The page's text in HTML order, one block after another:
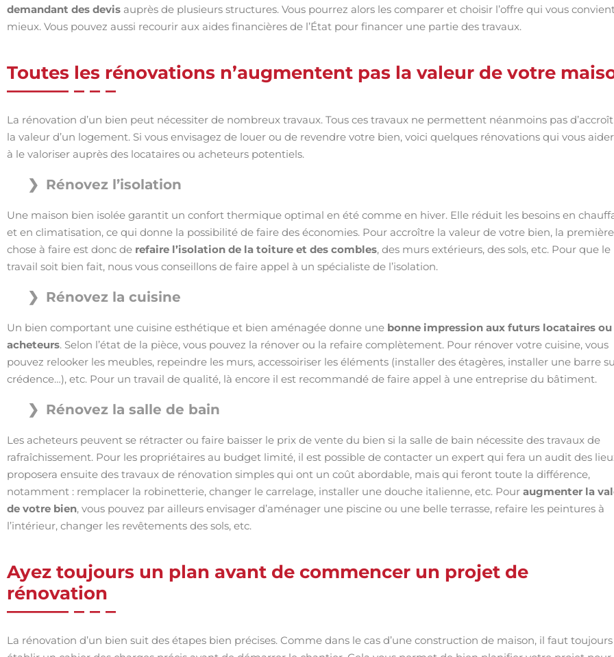
demandant des devis auprès de plusieurs structures. Vous pourrez alors les comparer et choisir l’offre qui vous
mieux. Vous pouvez aussi recourir aux aides financières de l’État pour financer une partie des travaux.
Toutes les rénovations n’augmentent pas la valeur de votre
La rénovation d’un bien peut nécessiter de nombreux travaux. Tous ces travaux ne permettent néanmoins pas
la valeur d’un logement. Si vous envisagez de louer ou de revendre votre bien, voici quelques rénovations qui vous
à le valoriser auprès des locataires ou acheteurs potentiels.
Rénovez l’isolation
Une maison bien isolée garantit un confort thermique optimal en été comme en hiver. Elle réduit les besoins en
et en climatisation, ce qui donne la possibilité de faire des économies. Pour accroître la valeur de votre bien, la première
chose à faire est donc de refaire l’isolation de la toiture et des combles, des murs extérieurs, des sols, etc. Pour que le
travail soit bien fait, nous vous conseillons de faire appel à un spécialiste de l’isolation.
Rénovez la cuisine
Un bien comportant une cuisine esthétique et bien aménagée donne une bonne impression aux futurs locataires ou
acheteurs. Selon l’état de la pièce, vous pouvez la rénover ou la refaire complètement. Pour rénover votre cuisine, vous
pouvez relooker les meubles, repeindre les murs, accessoiriser les éléments (installer des étagères, installer une barre
crédence…), etc. Pour un travail de qualité, là encore il est recommandé de faire appel à une entreprise du bâtiment.
Rénovez la salle de bain
Les acheteurs peuvent se rétracter ou faire baisser le prix de vente du bien si la salle de bain nécessite des travaux de
rafraîchissement. Pour les propriétaires au budget limité, il est possible de contacter un expert qui fera un audit des
proposera ensuite des travaux de rénovation simples qui ont un coût abordable, mais qui feront toute la différence,
notamment : remplacer la robinetterie, changer le carrelage, installer une douche italienne, etc. Pour augmenter la
de votre bien, vous pouvez par ailleurs envisager d’aménager une piscine ou une belle terrasse, refaire les peintures à
l’intérieur, changer les revêtements des sols, etc.
Ayez toujours un plan avant de commencer un projet de
rénovation
La rénovation d’un bien suit des étapes bien précises. Comme dans le cas d’une construction de maison, il faut toujours